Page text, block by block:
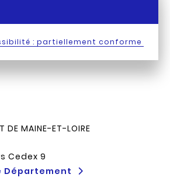
: partiellement conforme
DE MAINE-ET-LOIRE
Cedex 9
Département